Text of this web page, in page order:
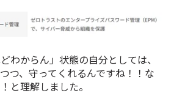
わからん」状態の自分としては、
つ、守ってくれるんですね！！な
だ！！と理解しました。